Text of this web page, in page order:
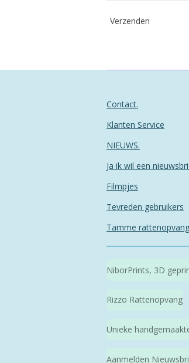
Verzenden
Contact.
Klanten Service
NIEUWS.
Ja ik wil een
Filmpjes
Tevreden gebruikers
Tamme
NiborPrints, 3D
Rizzo Rattenopvang
Unieke
Aanmelden